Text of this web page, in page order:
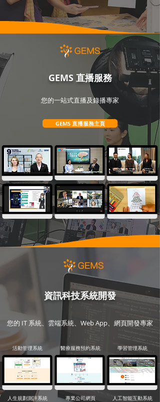
GEMS 直播服務
您的一站式直播及錄播專家
GEMS 直播服務主頁
資訊科技系統開發
您的 IT 系統、雲端系統、Web App、網頁開發專家
活動管理系統 學習管理系統
醫療服務預約系統
人生規劃測評系統 人工智能互動系統
專業公司網頁